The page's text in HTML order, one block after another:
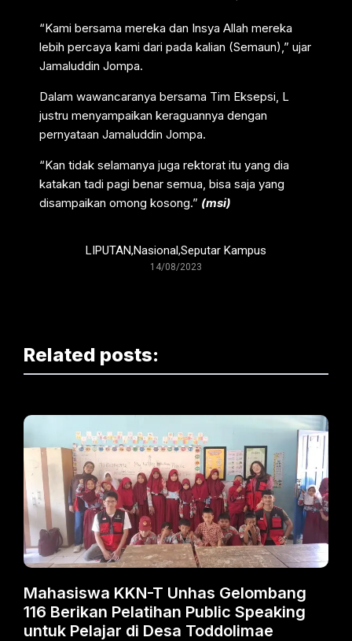
“Kami bersama mereka dan Insya Allah mereka
lebih percaya kami dari pada kalian (Semaun),” ujar
Jamaluddin Jompa.
Dalam wawancaranya bersama Tim Eksepsi, L
justru menyampaikan keraguannya dengan
pernyataan Jamaluddin Jompa.
“Kan tidak selamanya juga rektorat itu yang dia
katakan tadi pagi benar semua, bisa saja yang
disampaikan omong kosong.” (msi)
LIPUTAN,Nasional,Seputar Kampus
14/08/2023
Related posts:
Mahasiswa KKN-T Unhas Gelombang
116 Berikan Pelatihan Public Speaking
untuk Pelajar di Desa Toddolimae